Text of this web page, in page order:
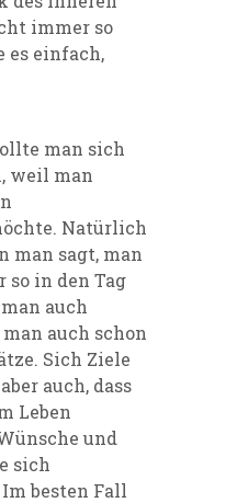
immer so
es einfach,
man sich
weil man
Natürlich
man sagt, man
so in den Tag
auch
auch schon
Sich Ziele
auch, dass
Leben
und
sich
besten Fall